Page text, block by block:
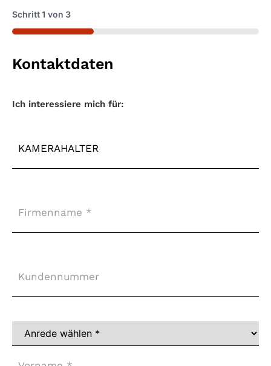
Schritt1 von 3
33%
Kontaktdaten
Maschinentyp *
Ich interessiere mich für:
Vollständiger
Name*